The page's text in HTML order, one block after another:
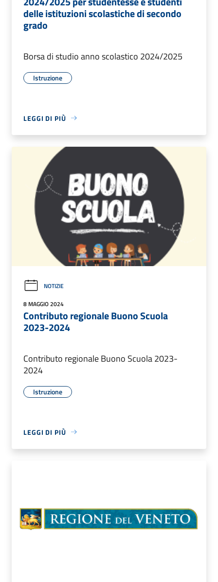
delle istituzioni scolastiche di secondo
grado
Borsa di studio anno scolastico 2024/2025
Istruzione
LEGGI DI PIÙ
NOTIZIE
8 MAGGIO 2024
Contributo regionale Buono Scuola
2023-2024
Contributo regionale Buono Scuola 2023-
2024
Istruzione
LEGGI DI PIÙ